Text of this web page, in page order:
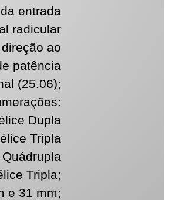
entrada
radicular
ao
patência
(25.06);
Dupla
Tripla
Tripla;
e 31 mm;